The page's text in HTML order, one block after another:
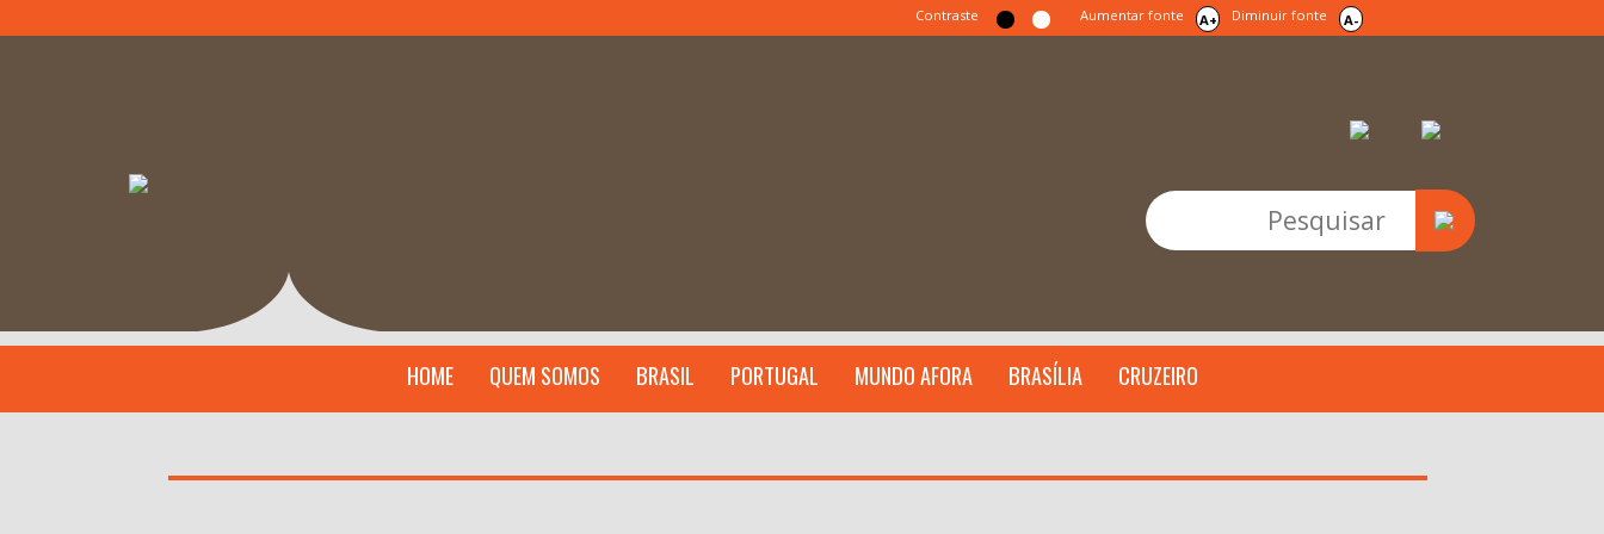
Contraste Aumentar fonte A+ Diminuir fonte A-
HOME QUEM SOMOS BRASIL PORTUGAL MUNDO AFORA BRASÍLIA CRUZEIRO